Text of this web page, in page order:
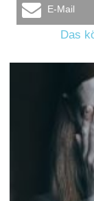
E-Mail
Das